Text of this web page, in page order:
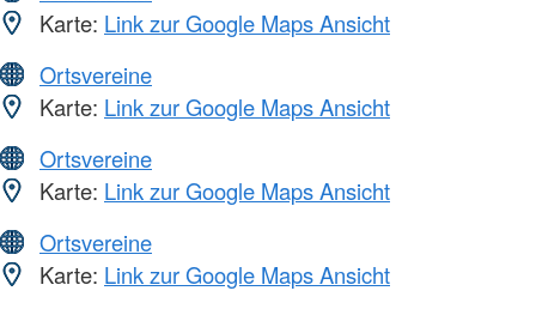
Karte: Link zur Google Maps Ansicht
Ortsvereine
Karte: Link zur Google Maps Ansicht
Ortsvereine
Karte: Link zur Google Maps Ansicht
Ortsvereine
Karte: Link zur Google Maps Ansicht